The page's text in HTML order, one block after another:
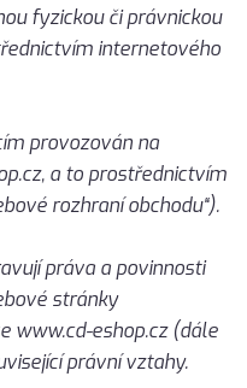
fyzickou či právnickou
internetového
provozován na
a to prostřednictvím
rozhraní obchodu“).
práva a povinnosti
stránky
www.cd-eshop.cz (dále
právní vztahy.